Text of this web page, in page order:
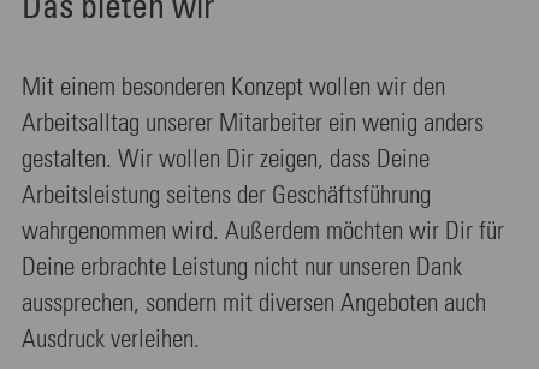
Das bieten wir
Mit einem besonderen Konzept wollen wir den
Arbeitsalltag unserer Mitarbeiter ein wenig anders
gestalten. Wir wollen Dir zeigen, dass Deine
Arbeitsleistung seitens der Geschäftsführung
wahrgenommen wird. Außerdem möchten wir Dir für
Deine erbrachte Leistung nicht nur unseren Dank
aussprechen, sondern mit diversen Angeboten auch
Ausdruck verleihen.